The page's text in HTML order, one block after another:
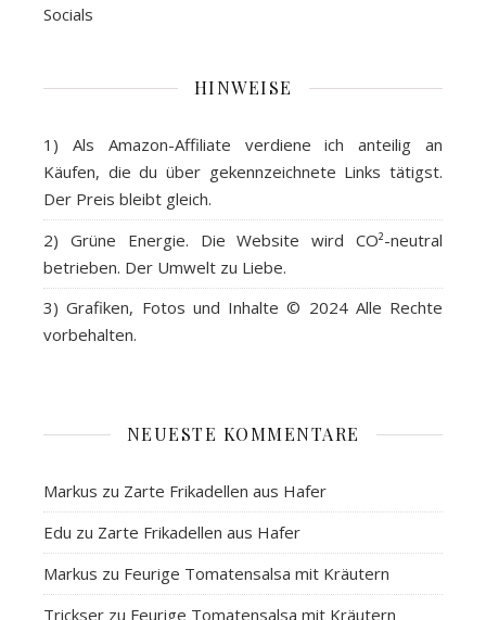
Socials
HINWEISE
1) Als Amazon-Affiliate verdiene ich anteilig an
Käufen, die du über gekennzeichnete Links tätigst.
Der Preis bleibt gleich.
2) Grüne Energie. Die Website wird CO²-neutral
betrieben. Der Umwelt zu Liebe.
3)Grafiken, Fotos und Inhalte © 2024 Alle Rechte
vorbehalten.
NEUESTE KOMMENTARE
Markus zu Zarte Frikadellen aus Hafer
Edu zu Zarte Frikadellen aus Hafer
Markus zu Feurige Tomatensalsa mit Kräutern
Trickser zu Feurige Tomatensalsa mit Kräutern